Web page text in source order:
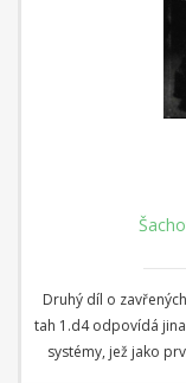
Druhý díl o
tah 1.d4 odpovídá
systémy, jež jako